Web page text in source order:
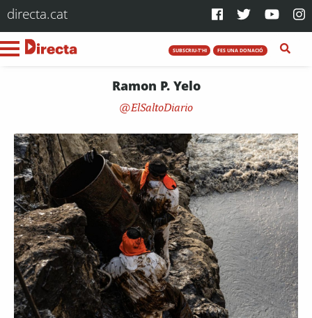
directa.cat
SUBSCRIU-T'HI FES UNA DONACIÓ
Ramon P. Yelo
ElSaltoDiario